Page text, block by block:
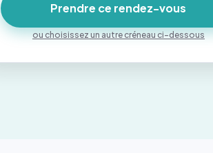
Prendre ce rendez-vous
ou choisissez un autre créneau ci-dessous